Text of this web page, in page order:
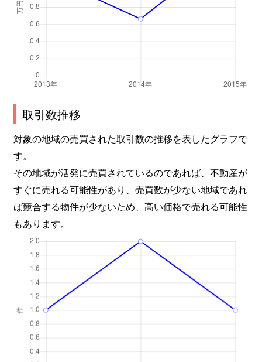
取引数推移
対象の地域の売買された取引数の推移を表したグラフで
す。
その地域が活発に売買されているのであれば、不動産が
すぐに売れる可能性があり、売買数が少ない地域であれ
ば競合する物件が少ないため、高い価格で売れる可能性
もあります。